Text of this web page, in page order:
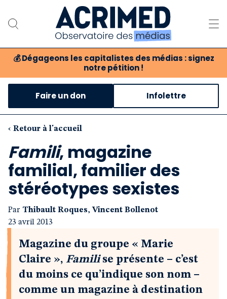
💰 Dégageons les capitalistes des médias : signez
notre pétition !
Notre association
Notre critique des médias
Nos propositions
Notre revue
Boutique
Faire un don Infolettre
‹ Retour à l'accueil
Famili, magazine
familial, familier des
stéréotypes sexistes
Par Thibault Roques, Vincent Bollenot
23 avril 2013
Magazine du groupe « Marie
Claire », Familise présente – c’est
du moins ce qu’indique son nom –
comme un magazine à destination